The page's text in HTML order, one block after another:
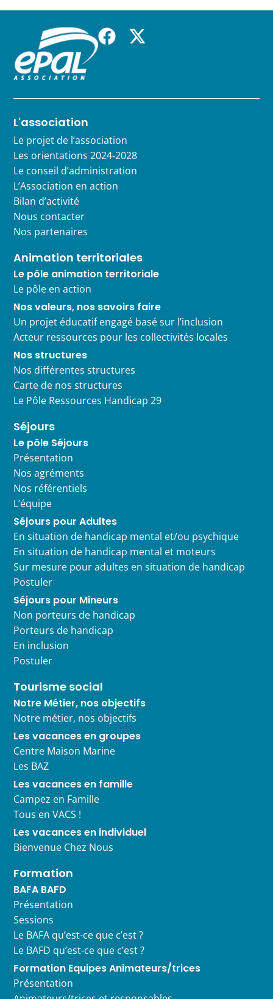
L'association
Le projet de l’association
Les orientations 2024-2028
Le conseil d’administration
L’Association en action
Bilan d’activité
Nous contacter
Nos partenaires
Animation territoriales
Le pôle animation territoriale
Le pôle en action
Nos valeurs, nos savoirs faire
Un projet éducatif engagé basé sur l’inclusion
Acteur ressources pour les collectivités locales
Nos structures
Nos différentes structures
Carte de nos structures
Le Pôle Ressources Handicap 29
Séjours
Le pôle Séjours
Présentation
Nos agréments
Nos référentiels
L’équipe
Séjours pour Adultes
En situation de handicap mental et/ou psychique
En situation de handicap mental et moteurs
Sur mesure pour adultes en situation de handicap
Postuler
Séjours pour Mineurs
Non porteurs de handicap
Porteurs de handicap
En inclusion
Postuler
Tourisme social
Notre Métier, nos objectifs
Notre métier, nos objectifs
Les vacances en groupes
Centre Maison Marine
Les BAZ
Les vacances en famille
Campez en Famille
Tous en VACS !
Les vacances en individuel
Bienvenue Chez Nous
Formation
BAFA BAFD
Présentation
Sessions
Le BAFA qu’est-ce que c’est ?
Le BAFD qu’est-ce que c’est ?
Formation Equipes Animateurs/trices
Présentation